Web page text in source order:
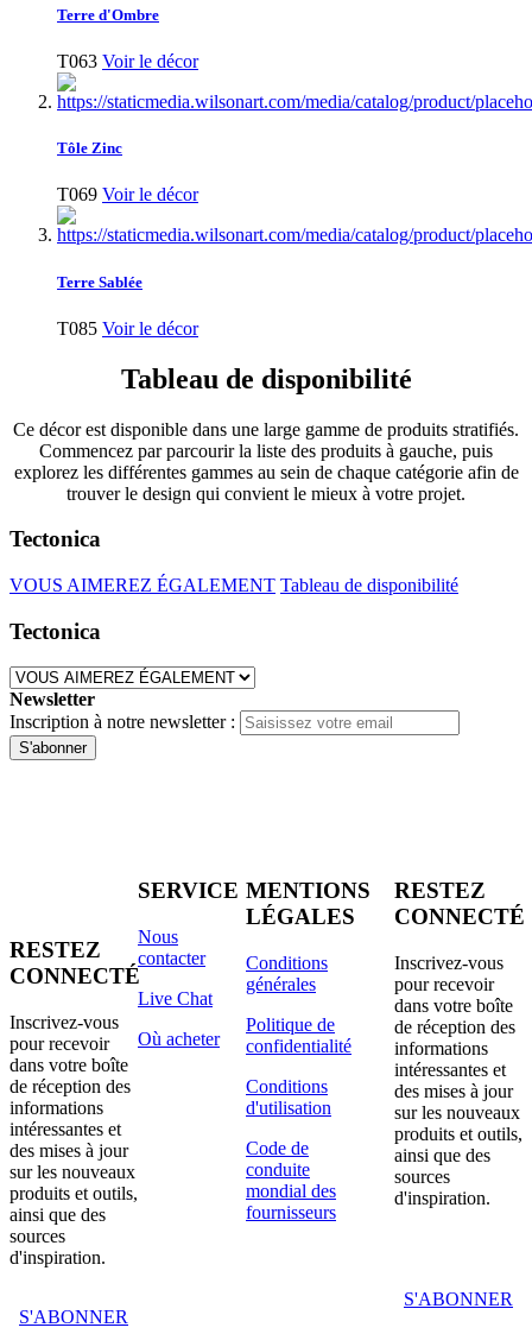
Terre d'Ombre
T063 Voir le décor
Tôle Zinc
T069 Voir le décor
Terre Sablée
T085 Voir le décor
Tableau de disponibilité
Ce décor est disponible dans une large gamme de produits stratifiés.
Commencez par parcourir la liste des produits à gauche, puis
explorez les différentes gammes au sein de chaque catégorie afin de
trouver le design qui convient le mieux à votre projet.
Tectonica
VOUS AIMEREZ ÉGALEMENT Tableau de disponibilité
Tectonica
Newsletter
Inscription à notre newsletter :
S'abonner
RESTEZ
CONNECTÉ
Inscrivez-vous
pour recevoir
dans votre boîte
de réception des
informations
intéressantes et
des mises à jour
sur les nouveaux
produits et outils,
ainsi que des
sources
d'inspiration.
S'ABONNER
SERVICE
Nous
contacter
Live Chat
Où acheter
MENTIONS
LÉGALES
Conditions
générales
Politique de
confidentialité
Conditions
d'utilisation
Code de
conduite
mondial des
fournisseurs
RESTEZ
CONNECTÉ
Inscrivez-vous
pour recevoir
dans votre boîte
de réception des
informations
intéressantes et
des mises à jour
sur les nouveaux
produits et outils,
ainsi que des
sources
d'inspiration.
S'ABONNER